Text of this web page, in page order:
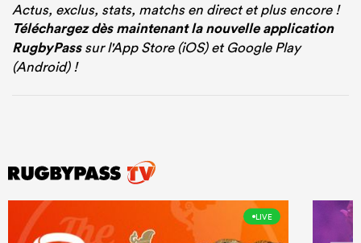
Actus, exclus, stats, matchs en direct et plus encore !
Téléchargez dès maintenant la nouvelle application
RugbyPasssur l'App Store (iOS) et Google Play
(Android) !
LIVE